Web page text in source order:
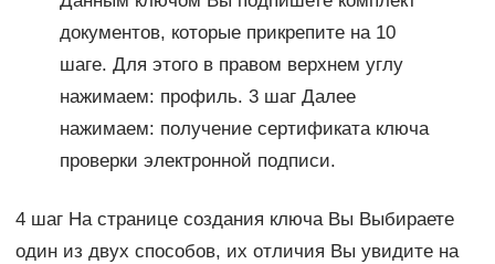
документов, которые прикрепите на 10
шаге. Для этого в правом верхнем углу
нажимаем: профиль. 3 шаг Далее
нажимаем: получение сертификата ключа
проверки электронной подписи.
4 шаг На странице создания ключа Вы Выбираете
один из двух способов, их отличия Вы увидите на